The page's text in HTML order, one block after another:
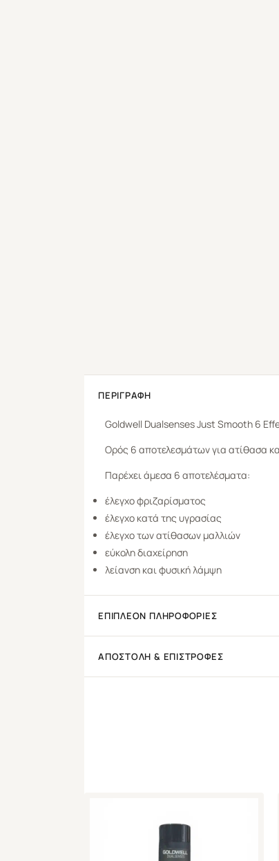
ΠΕΡΙΓΡΑΦΉ
Goldwell DualsensesJust Smooth 6
Ορός 6 αποτελεσμάτων για ατίθασα
Παρέχει άμεσα 6 αποτελέσματα:
έλεγχο φριζαρίσματος
έλεγχο κατά της υγρασίας
έλεγχο των ατίθασων μαλλιών
εύκολη διαχείρηση
λείανση και φυσική λάμψη
ΕΠΙΠΛΈΟΝ ΠΛΗΡΟΦΟΡΊΕΣ
ΑΠΟΣΤΟΛΉ & ΕΠΙΣΤΡΟΦΈΣ